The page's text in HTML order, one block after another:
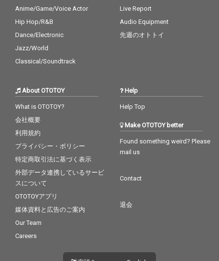
Anime/Game/Voice Actor
Hip Hop/R&B
Dance/Electronic
Jazz/World
Classical/Soundtrack
Live Report
Audio Equipment
先週のオトトイ
About OTOTOY
What is OTOTOY?
会社概要
利用規約
プライバシー・ポリシー
特定商取引法に基づく表示
外部データ連携しているサービ
スについて
OTOTOYアプリ
媒体資料と広告のご案内
Our Team
Careers
Help
Help Top
Make OTOTOY better
Found something weird? Please
mail us
Contact
退会